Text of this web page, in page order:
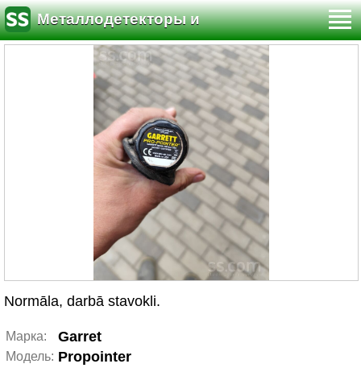
Металлодетекторы и
кладоискательство
Normāla, darbā stavokli.
Марка: Garret
Модель: Propointer